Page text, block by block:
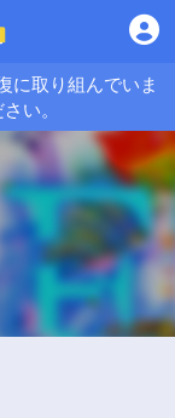
に取り組んでいま
い。